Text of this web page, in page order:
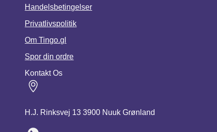
Handelsbetingelser
Privatlivspolitik
Om Tingo.gl
Spor din ordre
Kontakt Os
H.J. Rinksvej 13 3900 Nuuk Grønland